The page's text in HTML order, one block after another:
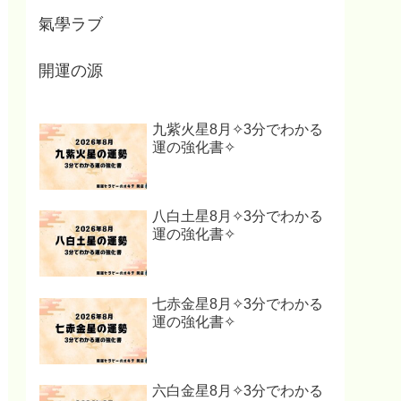
氣學ラブ
開運の源
九紫火星8月✧3分でわかる
運の強化書✧
八白土星8月✧3分でわかる
運の強化書✧
七赤金星8月✧3分でわかる
運の強化書✧
六白金星8月✧3分でわかる